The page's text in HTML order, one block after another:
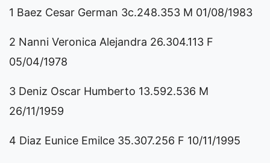
1 Baez Cesar German 3c.248.353 M 01/08/1983
2 Nanni Veronica Alejandra 26.304.113 F
05/04/1978
3 Deniz Oscar Humberto 13.592.536 M
26/11/1959
4 Diaz Eunice Emilce 35.307.256 F 10/11/1995